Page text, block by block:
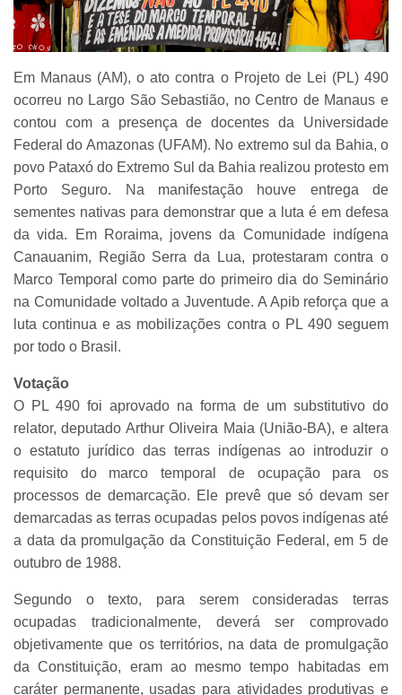
Em Manaus (AM), o ato contra o Projeto de Lei (PL) 490
ocorreu no Largo São Sebastião, no Centro de Manaus e
contou com a presença de docentes da Universidade
Federal do Amazonas (UFAM). No extremo sul da Bahia, o
povo Pataxó do Extremo Sul da Bahia realizou protesto em
Porto Seguro. Na manifestação houve entrega de
sementes nativas para demonstrar que a luta é em defesa
da vida. Em Roraima, jovens da Comunidade indígena
Canauanim, Região Serra da Lua, protestaram contra o
Marco Temporal como parte do primeiro dia do Seminário
na Comunidade voltado a Juventude. A Apib reforça que a
luta continua e as mobilizações contra o PL 490 seguem
por todo o Brasil.
Votação
O PL 490 foi aprovado na forma de um substitutivo do
relator, deputado Arthur Oliveira Maia (União-BA), e altera
o estatuto jurídico das terras indígenas ao introduzir o
requisito do marco temporal de ocupação para os
processos de demarcação. Ele prevê que só devam ser
demarcadas as terras ocupadas pelos povos indígenas até
a data da promulgação da Constituição Federal, em 5 de
outubro de 1988.
Segundo o texto, para serem consideradas terras
ocupadas tradicionalmente, deverá ser comprovado
objetivamente que os territórios, na data de promulgação
da Constituição, eram ao mesmo tempo habitadas em
caráter permanente, usadas para atividades produtivas e